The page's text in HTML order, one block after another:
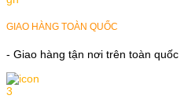
GIAO HÀNG TOÀN QUỐC
- Giao hàng tận nơi trên toàn quốc